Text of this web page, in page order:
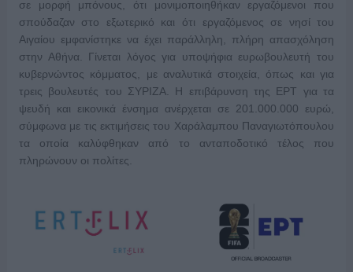
σε μορφή μπόνους, ότι μονιμοποιηθήκαν εργαζόμενοι που
σπούδαζαν στο εξωτερικό και ότι εργαζόμενος σε νησί του
Αιγαίου εμφανίστηκε να έχει παράλληλη, πλήρη απασχόληση
στην Αθήνα. Γίνεται λόγος για υποψήφια ευρωβουλευτή του
κυβερνώντος κόμματος, με αναλυτικά στοιχεία, όπως και για
τρεις βουλευτές του ΣΥΡΙΖΑ. Η επιβάρυνση της ΕΡΤ για τα
ψευδή και εικονικά ένσημα ανέρχεται σε 201.000.000 ευρώ,
σύμφωνα με τις εκτιμήσεις του Χαράλαμπου Παναγιωτόπουλου
τα οποία καλύφθηκαν από το ανταποδοτικό τέλος που
πληρώνουν οι πολίτες.